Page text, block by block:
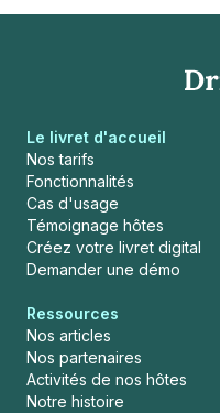
Le livret d'accueil
Nos tarifs
Fonctionnalités
Cas d'usage
Témoignage hôtes
Créez votre livret digital
Demander une démo
Ressources
Nos articles
Nos partenaires
Activités de nos hôtes
Notre histoire